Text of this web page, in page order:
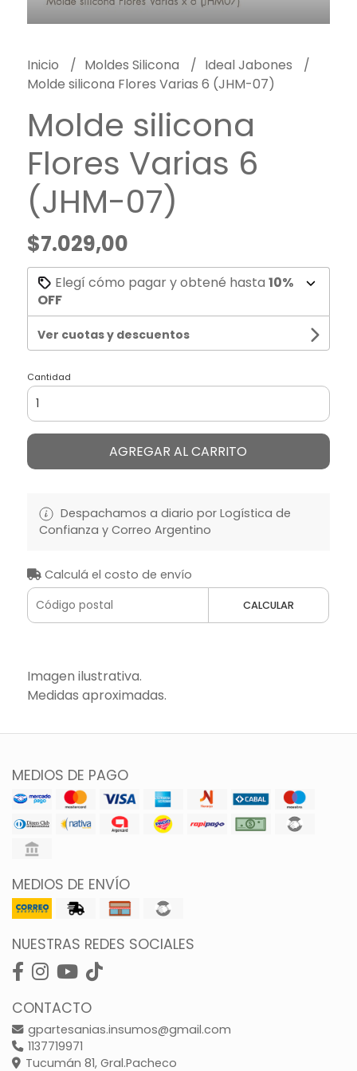
Inicio Moldes Silicona
Ideal Jabones
Molde silicona Flores Varias 6 (JHM-07)
Molde silicona
Flores Varias 6
(JHM-07)
$7.029,00
Elegí cómo pagar y obtené hasta 10%
OFF
Ver cuotas y descuentos
Cantidad
AGREGAR AL CARRITO
Despachamos a diario por Logística de
Confianza y Correo Argentino
Calculá el costo de envío
CALCULAR
Imagen ilustrativa.
Medidas aproximadas.
MEDIOS DE PAGO
MEDIOS DE ENVÍO
NUESTRAS REDES SOCIALES
CONTACTO
gpartesanias.insumos@gmail.com
1137719971
Tucumán 81, Gral.Pacheco